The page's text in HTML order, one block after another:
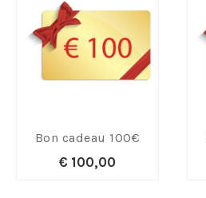
Bon cadeau 100€
€ 100,00